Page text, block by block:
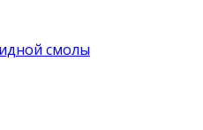
смолы